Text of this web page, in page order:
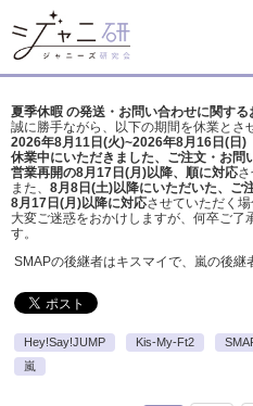
夏季休暇 の発送・お問い合わせに関する
誠に勝手ながら、以下の期間を休業とさ
2026年8月11日(火)~2026年8月16日(日)
休業中にいただきました、ご注文・お問
営業再開の8月17日(月)以降、順に対応
また、 8月8日(土)以降にいただいた、ご
8月17日(月)以降に対応させていただく場
大変ご迷惑をおかけしますが、 何卒ご了
す。
SMAPの後継者はキスマイで、嵐の後継
Hey!Say!JUMP Kis-My-Ft2
嵐